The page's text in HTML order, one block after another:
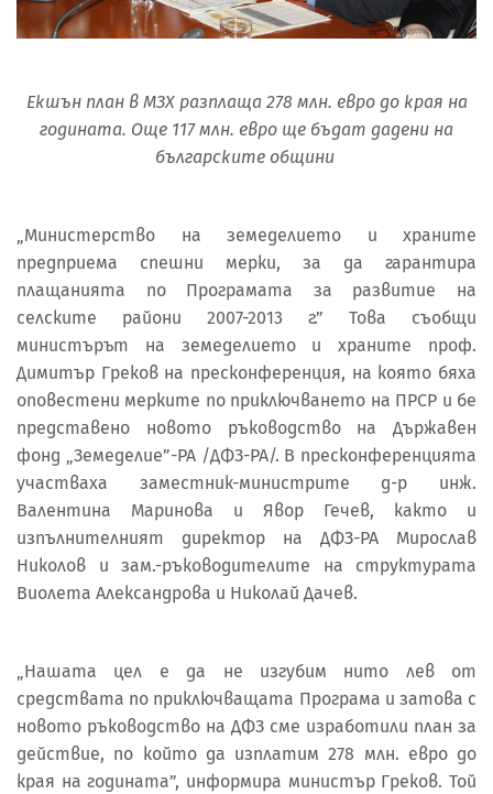
Екшън план в МЗХ разплаща 278 млн. евро до края на
годината. Още 117 млн. евро ще бъдат дадени на
българските общини
„Министерство на земеделието и храните
предприема спешни мерки, за да гарантира
плащанията по Програмата за развитие на
селските райони 2007-2013 г.” Това съобщи
министърът на земеделието и храните проф.
Димитър Греков на пресконференция, на която бяха
оповестени мерките по приключването на ПРСР и бе
представено новото ръководство на Държавен
фонд „Земеделие”-РА /ДФЗ-РА/. В пресконференцията
участваха заместник-министрите д-р инж.
Валентина Маринова и Явор Гечев, както и
изпълнителният директор на ДФЗ-РА Мирослав
Николов и зам.-ръководителите на структурата
Виолета Александрова и Николай Дачев.
„Нашата цел е да не изгубим нито лев от
средствата по приключващата Програма и затова с
новото ръководство на ДФЗ сме изработили план за
действие, по който да изплатим 278 млн. евро до
края на годината”, информира министър Греков. Той